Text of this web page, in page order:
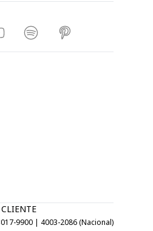
9900 | 4003-2086 (Nacional)